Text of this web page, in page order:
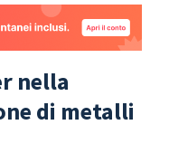
nella
di metalli